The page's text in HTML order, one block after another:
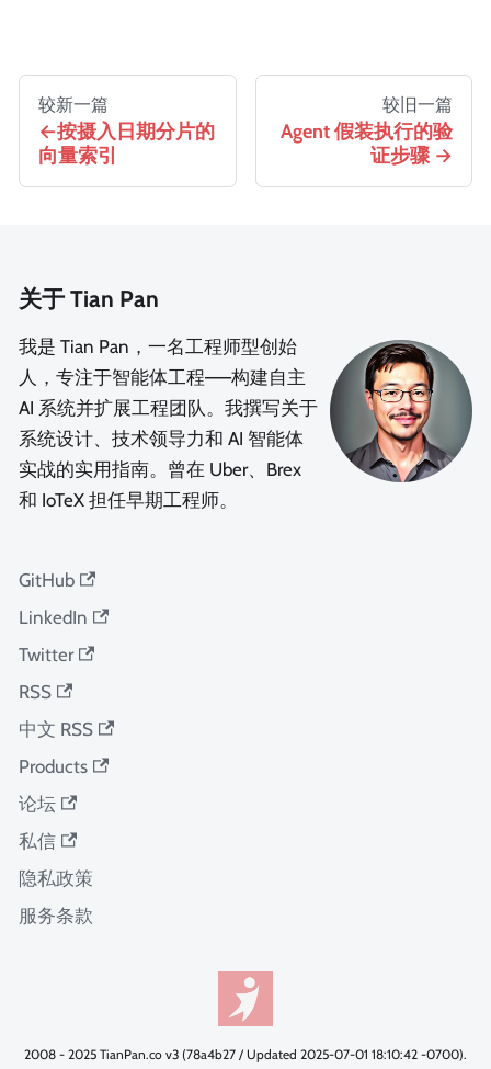
较新一篇
按摄入日期分片的
向量索引
较旧一篇
Agent 假装执行的验
证步骤
关于 Tian Pan
我是 Tian Pan，一名工程师型创始
人，专注于智能体工程——构建自主
AI 系统并扩展工程团队。我撰写关于
系统设计、技术领导力和 AI 智能体
实战的实用指南。曾在 Uber、Brex
和 IoTeX 担任早期工程师。
GitHub
LinkedIn
Twitter
RSS
中文 RSS
Products
论坛
私信
隐私政策
服务条款
2008 - 2025 TianPan.co v3 (78a4b27 / Updated 2025-07-01 18:10:42 -0700).